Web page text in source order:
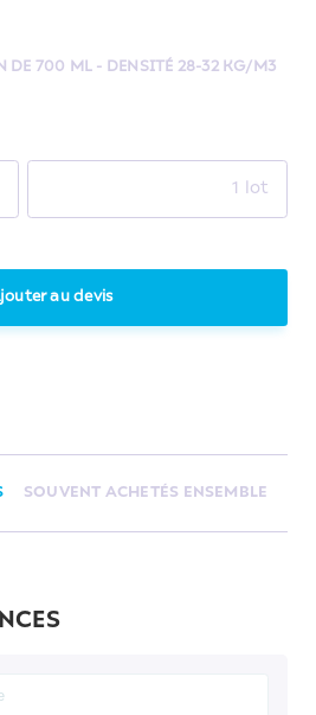
DE 700 ML - DENSITÉ 28-32 KG/M3
1 lot
au devis
SOUVENT ACHETÉS ENSEMBLE